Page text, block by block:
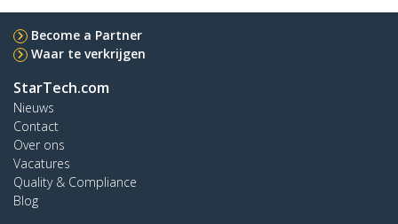
Become a Partner
Waar te verkrijgen
StarTech.com
Nieuws
Contact
Over ons
Vacatures
Quality & Compliance
Blog